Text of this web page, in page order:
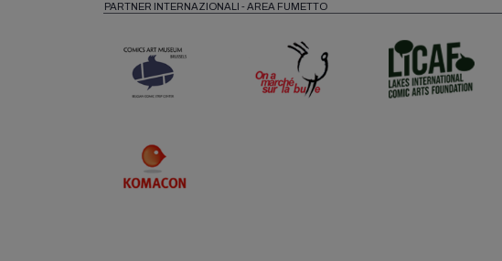
PARTNER INTERNAZIONALI - AREA FUMETTO